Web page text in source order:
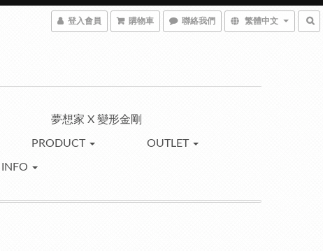
登入會員 購物車 聯絡我們 繁體中文
夢想家 X 變形金剛
PRODUCT OUTLET
INFO